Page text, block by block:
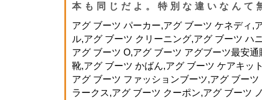
本も同じだよ。特別な違いなんて
アグ ブーツ パーカー,アグ ブーツ ケネディ,
ル,アグ ブーツ クリーニング,アグ ブーツ ハ
アグ ブーツ O,アグ ブーツ アグブーツ最安
靴,アグ ブーツ かばん,アグ ブーツ ケアキッ
アグ ブーツ ファッションブーツ,アグ ブー
ラークス,アグ ブーツ クーポン,アグ ブーツ